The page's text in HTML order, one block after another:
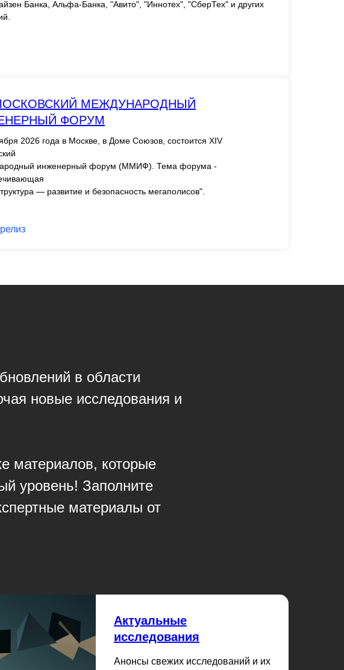
Банка, Альфа-Банка, "Авито", "Иннотех", "СберТех" и других
МЕЖДУНАРОДНЫЙ
ФОРУМ
2026 года в Москве, в Доме Союзов, состоится XIV
инженерный форум (ММИФ). Тема форума -
— развитие и безопасность мегаполисов".
в области
новые исследования и
материалов, которые
уровень! Заполните
материалы от
Актуальные
исследования
Анонсы свежих исследований и их